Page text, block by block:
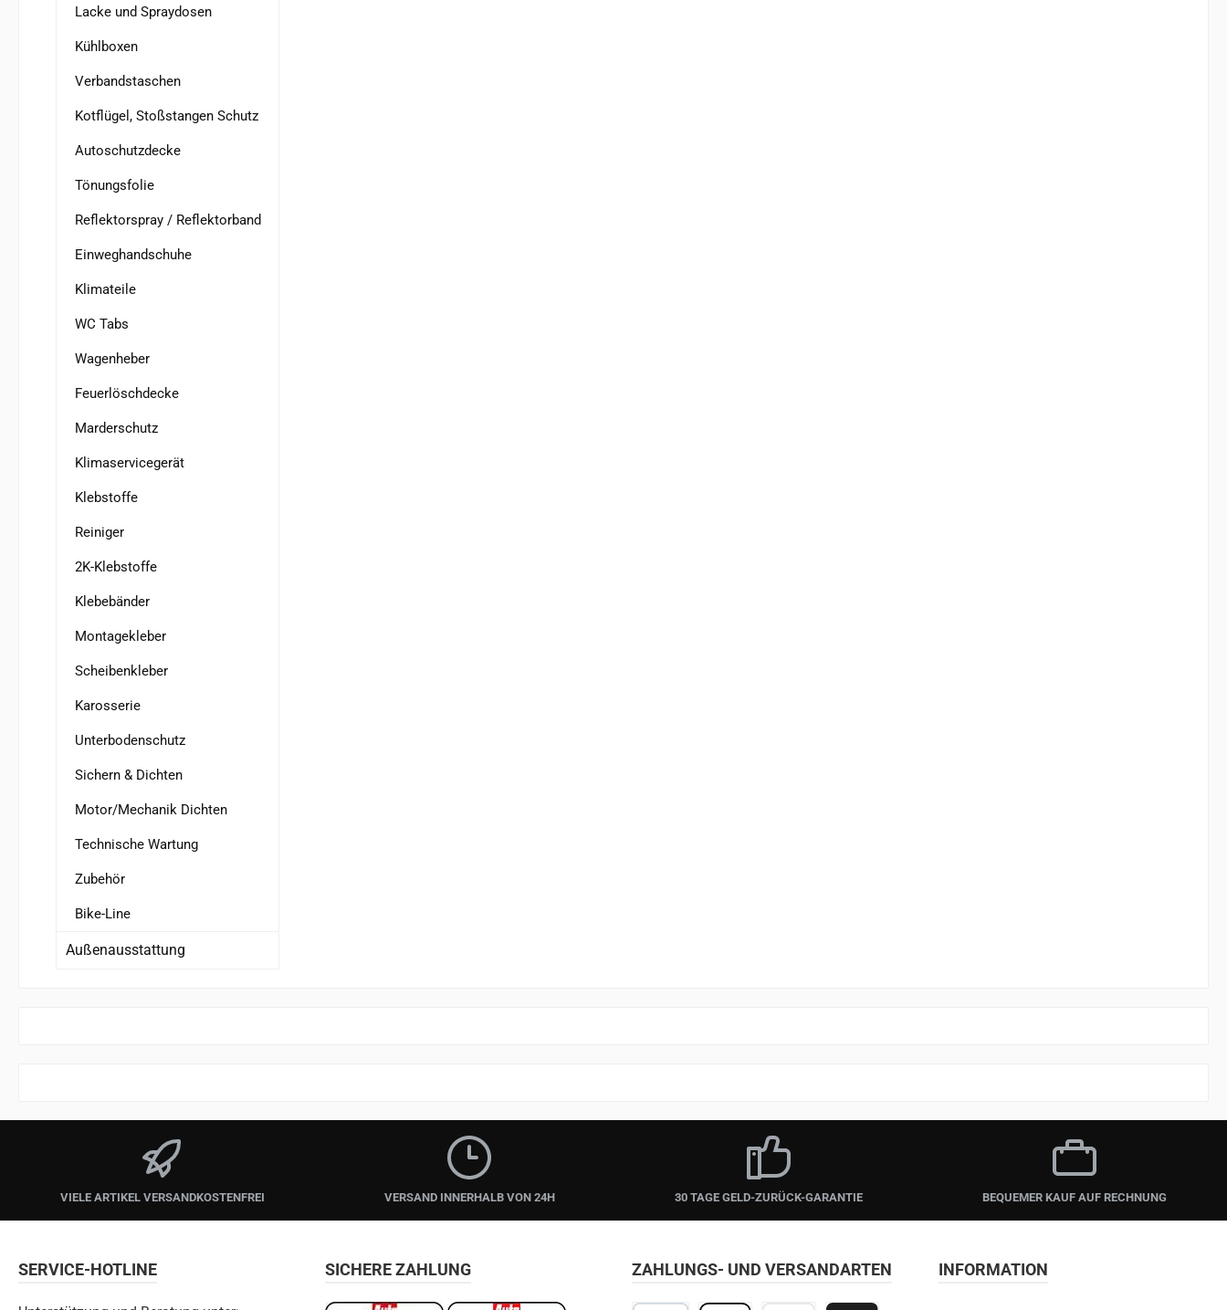
Lacke und Spraydosen
Kühlboxen
Verbandstaschen
Kotflügel, Stoßstangen Schutz
Autoschutzdecke
Tönungsfolie
Reflektorspray / Reflektorband
Einweghandschuhe
Klimateile
WC Tabs
Wagenheber
Feuerlöschdecke
Marderschutz
Klimaservicegerät
Klebstoffe
Reiniger
2K-Klebstoffe
Klebebänder
Montagekleber
Scheibenkleber
Karosserie
Unterbodenschutz
Sichern & Dichten
Motor/Mechanik Dichten
Technische Wartung
Zubehör
Bike-Line
Außenausstattung
VIELE ARTIKEL VERSANDKOSTENFREI VERSAND INNERHALB VON 24H 30 TAGE GELD-ZURÜCK-GARANTIE BEQUEMER KAUF AUF RECHNUNG
SERVICE-HOTLINE ZAHLUNGS- UND VERSANDARTEN INFORMATION
SICHERE ZAHLUNG